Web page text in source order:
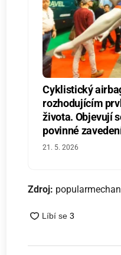
Cyklistický
rozhodujícím
života. Objevují
povinné
21. 5. 2026
Zdroj: